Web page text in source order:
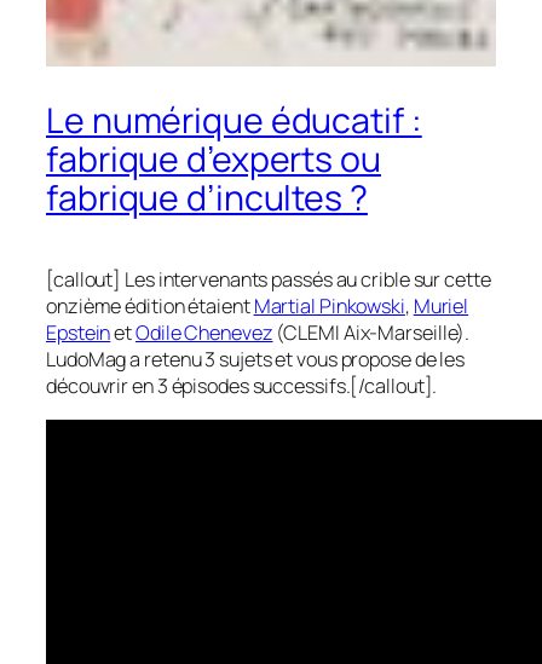
Le numérique éducatif :
fabrique d’experts ou
fabrique d’incultes ?
[callout] Les intervenants passés au crible sur cette
onzième édition étaientMartial Pinkowski, Muriel
EpsteinetOdile Chenevez (CLEMI Aix-Marseille).
LudoMag a retenu 3 sujets et vous propose de les
découvrir en 3 épisodes successifs.[/callout].